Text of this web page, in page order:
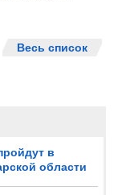
в
области
Весь список